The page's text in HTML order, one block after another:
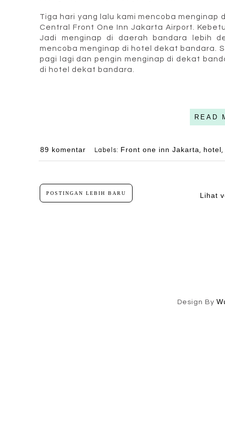
Tiga hari yang lalu kami mencoba
Central Front One Inn Jakarta Airport.
Jadi menginap di daerah bandara lebih
mencoba menginap di hotel dekat bandara.
pagi lagi dan pengin menginap di dekat
di hotel dekat bandara.
READ
89 komentar Labels: Front one inn Jakarta hotel
POSTINGAN LEBIH BARU Lihat
Design By